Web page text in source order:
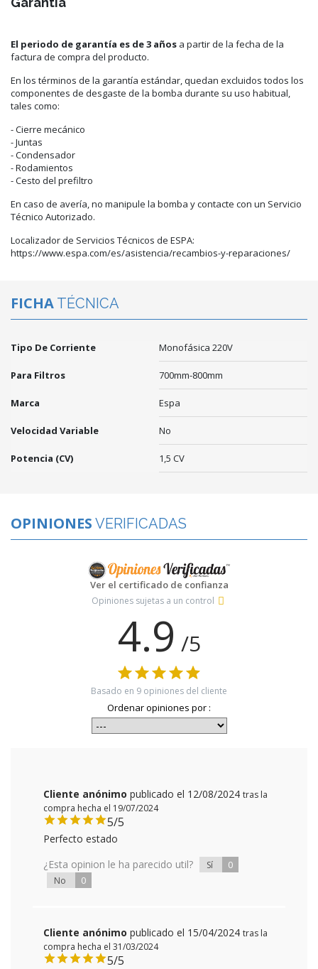
El periodo de garantía es de 3 años a partir de la fecha de la
factura de compra del producto.
En los términos de la garantía estándar, quedan excluidos todos los
componentes de desgaste de la bomba durante su uso habitual,
tales como:
- Cierre mecánico
- Juntas
- Condensador
- Rodamientos
- Cesto del prefiltro
En caso de avería, no manipule la bomba y contacte con un Servicio
Técnico Autorizado.
Localizador de Servicios Técnicos de ESPA:
https://www.espa.com/es/asistencia/recambios-y-reparaciones/
FICHA TÉCNICA
Tipo De Corriente Monofásica 220V
Para Filtros 700mm-800mm
Marca Espa
Velocidad Variable No
Potencia (CV) 1,5 CV
OPINIONES VERIFICADAS
Ver el certificado de confianza
Opiniones sujetas a un control
4.9 /5
Basado en 9 opiniones del cliente
Ordenar opiniones por :
Cliente anónimopublicado el 12/08/2024 tras la
compra hecha el 19/07/2024
5/5
Perfecto estado
¿Esta opinion le ha parecido util?
Sí 0
No 0
Cliente anónimopublicado el 15/04/2024 tras la
compra hecha el 31/03/2024
5/5